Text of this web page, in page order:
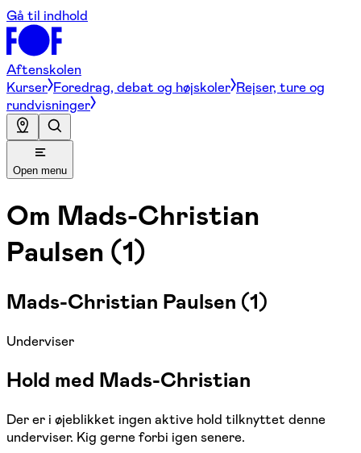
Gå til indhold
Aftenskolen
Kurser Foredrag, debat og højskoler Rejser, ture og
rundvisninger
Open menu
Om Mads-Christian
Paulsen (1)
Mads-Christian Paulsen (1)
Underviser
Hold med Mads-Christian
Der er i øjeblikket ingen aktive hold tilknyttet denne
underviser. Kig gerne forbi igen senere.